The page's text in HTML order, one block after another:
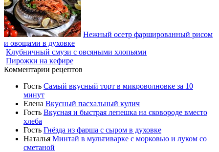
Нежный осетр фаршированный рисом
и овощами в духовке
Клубничный смузи с овсяными хлопьями
Пирожки на кефире
Комментарии рецептов
Гость Самый вкусный торт в микроволновке за 10
минут
Елена Вкусный пасхальный кулич
Гость Вкусная и быстрая лепешка на сковороде вместо
хлеба
Гость Гнёзда из фарша с сыром в духовке
Наталья Минтай в мультиварке с морковью и луком со
сметаной